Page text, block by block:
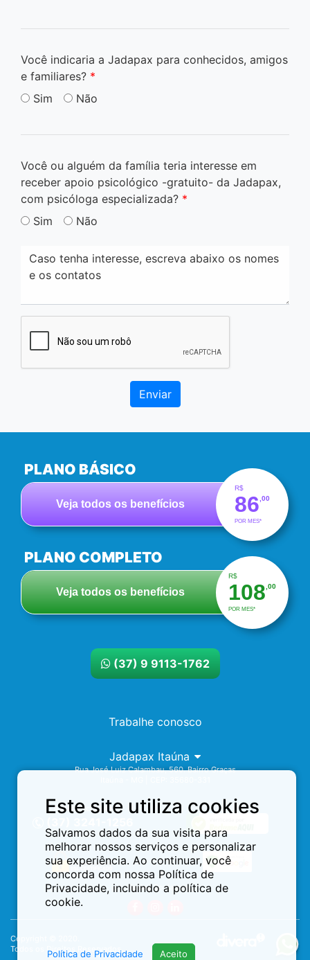
Este site utiliza cookies
Salvamos dados da sua visita para
melhorar nossos serviços e personalizar
sua experiência. Ao continuar, você
concorda com nossa Política de
Privacidade, incluindo a política de
cookie.
Política de Privacidade Aceito
Você indicaria a Jadapax para conhecidos, amigos
e familiares? *
Sim
Não
Você ou alguém da família teria interesse em
receber apoio psicológico -gratuito- da Jadapax,
com psicóloga especializada? *
Sim
Não
Caso tenha interesse, escreva abaixo os nomes
e os contatos
Enviar
PLANO BÁSICO
Veja todos os benefícios
R$
86 ,00
POR MES*
PLANO COMPLETO
Veja todos os benefícios
R$
108 ,00
POR MES*
(37) 9 9113-1762
Trabalhe conosco
Jadapax Itaúna
Rua José Luiz Calambau, 560. Bairro Graças
Assistência 24h
Redes Sociais:
Copyright © 2020.
Todos os Direitos Reservados.